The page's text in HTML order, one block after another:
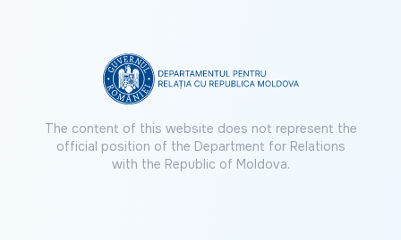
The content of this website does not represent the
official position of the Department for Relations
with the Republic of Moldova.